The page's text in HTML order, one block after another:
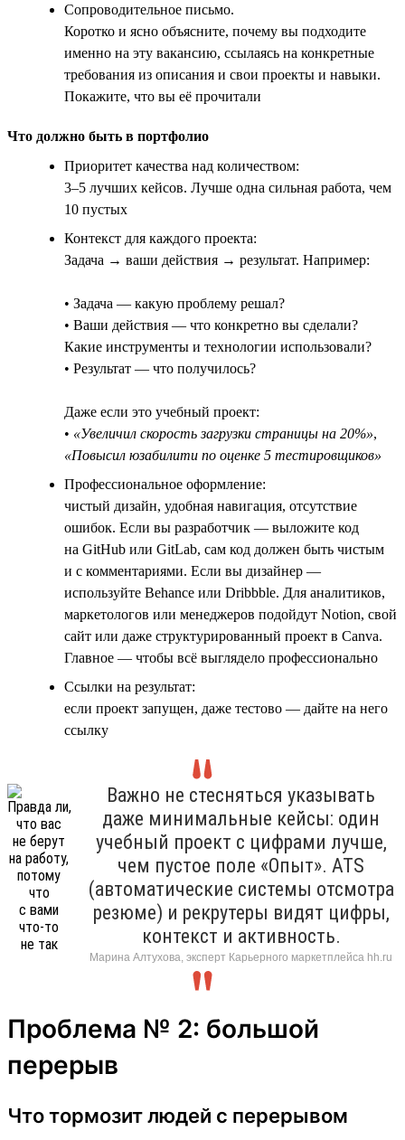
Сопроводительное письмо.
Коротко и ясно объясните, почему вы подходите
именно на эту вакансию, ссылаясь на конкретные
требования из описания и свои проекты и навыки.
Покажите, что вы её прочитали
Что должно быть в портфолио
Приоритет качества над количеством:
3–5 лучших кейсов. Лучше одна сильная работа, чем
10 пустых
Контекст для каждого проекта:
Задача → ваши действия → результат. Например:
• Задача — какую проблему решал?
• Ваши действия — что конкретно вы сделали?
Какие инструменты и технологии использовали?
• Результат — что получилось?
Даже если это учебный проект:
• «Увеличил скорость загрузки страницы на 20%»,
«Повысил юзабилити по оценке 5 тестировщиков»
Профессиональное оформление:
чистый дизайн, удобная навигация, отсутствие
ошибок. Если вы разработчик — выложите код
на GitHub или GitLab, сам код должен быть чистым
и с комментариями. Если вы дизайнер —
используйте Behance или Dribbble. Для аналитиков,
маркетологов или менеджеров подойдут Notion, свой
сайт или даже структурированный проект в Canva.
Главное — чтобы всё выглядело профессионально
Ссылки на результат:
если проект запущен, даже тестово — дайте на него
ссылку
Важно не стесняться указывать
даже минимальные кейсы: один
учебный проект с цифрами лучше,
чем пустое поле «Опыт». ATS
(автоматические системы отсмотра
резюме) и рекрутеры видят цифры,
контекст и активность.
Марина Алтухова, эксперт Карьерного маркетплейса hh.ru
Проблема № 2: большой
перерыв
Что тормозит людей с перерывом